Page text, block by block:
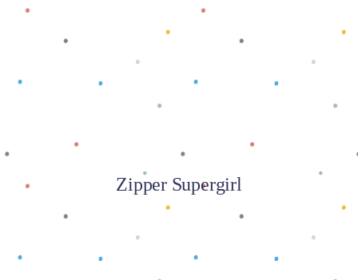
Baca selengkapnya
Zipper Supergirl